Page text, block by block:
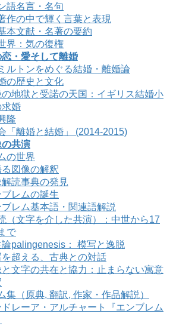
語名言・名句
作の中で輝く言葉と表現
本文献・名著の要約
界：気の復権
・愛そして離婚
ルトンをめぐる結婚・離婚論
の歴史と文化
地獄と受諾の天国：イギリス結婚小
婚
隆
「離婚と結婚」 (2014-2015)
共演
の世界
図像の解釈
解読事典の発見
ブレムの誕生
ブレム基本語・関連語解説
（文字を介した共演）：中世から17
で
論palingenesis： 模写と逸脱
超える、古典との対話
文字の共在と協力：止まらない寓意
集（原典, 翻訳, 作家・作品解説）
ドレーア・アルチャート『エンブレム